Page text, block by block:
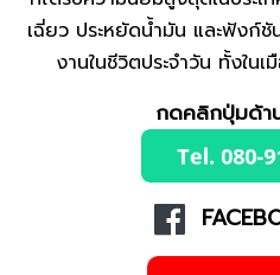
เฉี่ยว ประหยัดน้ำมัน และฟังก์ชั
งานในชีวิตประจำวัน ทั้งใน
กดคลิกปุ่มด้า